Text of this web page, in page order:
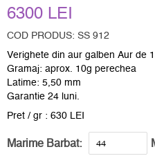
6300 LEI
COD PRODUS: SS 912
Verighete din aur galben Aur de
Gramaj: aprox. 10g perechea
Latime: 5,50 mm
Garantie 24 luni.
Pret / gr : 630 LEI
Marime Barbat: